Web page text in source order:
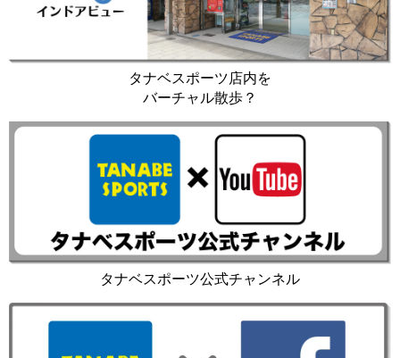
タナベスポーツ店内を
バーチャル散歩？
タナベスポーツ公式チャンネル